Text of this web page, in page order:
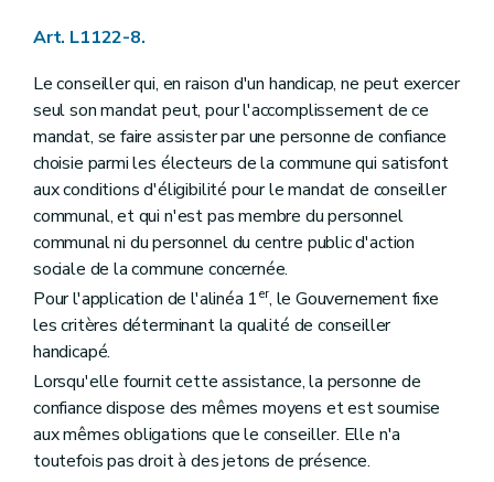
Section 3
Art. L2212-39
Art. L2212-40
Art. L2212-41
Art. L2212-42
Art. L2212-43
Art. L2212-44
Art. L2212-45
Sous-section 2 Réunions et délibérations du collège provincial
Art. L2212-46
Sous-section 3 Attributions du collège provincial
Art. L2212-47
Art. L2212-48
Section 4 Le gouverneur
Art. L2212-51
Art. L2212-52
Art. L2212-53
Art. L2212-54
Art. L1122-8.
Le conseiller qui, en raison d'un handicap, ne peut exercer
seul son mandat peut, pour l'accomplissement de ce
mandat, se faire assister par une personne de confiance
choisie parmi les électeurs de la commune qui satisfont
aux conditions d'éligibilité pour le mandat de conseiller
communal, et qui n'est pas membre du personnel
communal ni du personnel du centre public d'action
sociale de la commune concernée.
Pour l'application de l'alinéa 1er, le Gouvernement fixe
les critères déterminant la qualité de conseiller
handicapé.
Lorsqu'elle fournit cette assistance, la personne de
confiance dispose des mêmes moyens et est soumise
aux mêmes obligations que le conseiller. Elle n'a
toutefois pas droit à des jetons de présence.